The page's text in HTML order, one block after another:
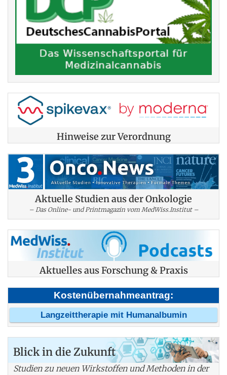
Hinweise zur Verordnung
Aktuelle Studien aus der Onkologie
– Das Online- und Printmagazin vom MedWiss.Institut –
Aktuelles aus Forschung & Praxis
Kostenübernahmeantrag:
Langzeittherapie mit Humanalbumin
Blick in die Zukunft
Studien zu neuen Wirkstoffen und Methoden in der